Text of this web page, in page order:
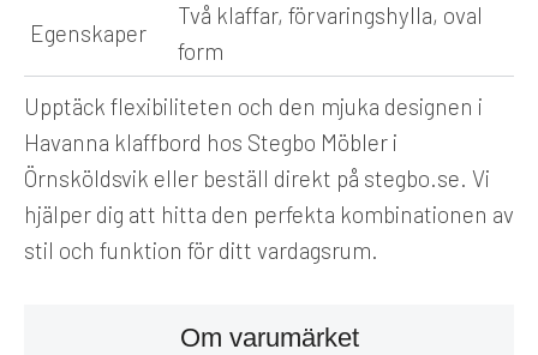
Om varumärket
Egenskaper
Två klaffar, förvaringshylla, oval
form
Upptäck flexibiliteten och den mjuka designen i
Havanna klaffbord hos Stegbo Möbler i
Örnsköldsvik eller beställ direkt på stegbo.se. Vi
hjälper dig att hitta den perfekta kombinationen av
stil och funktion för ditt vardagsrum.